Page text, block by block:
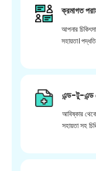
ক্রমাগত
আপনার
সহায়তা।
এন্ড-টু-এন্ড
আবিষ্কার
সহায়তা সহ